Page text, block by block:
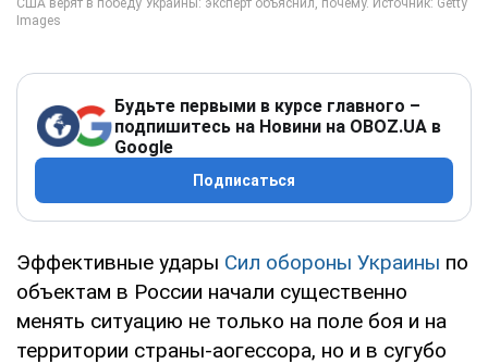
Будьте первыми в курсе главного –
подпишитесь на Новини на OBOZ.UA в
Google
Подписаться
Эффективные удары Сил обороны Украины по
объектам в России начали существенно
менять ситуацию не только на поле боя и на
территории страны-аогессора, но и в сугубо